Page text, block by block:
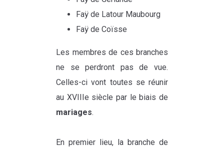
Faÿ de Latour Maubourg
Faÿ de Coïsse
Les membres de ces branches
ne se perdront pas de vue.
Celles-ci vont toutes se réunir
au XVIIIe siècle par le biais de
mariages.
En premier lieu, la branche de